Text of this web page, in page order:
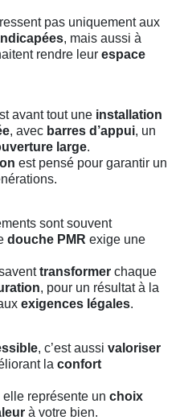
pas uniquement aux
, mais aussi à
rendre leur espace
avant tout une installation
, avec barres d’appui, un
large.
est pensé pour garantir un
sont souvent
douche PMR exige une
transformer chaque
, pour un résultat à la
exigences légales.
, c’est aussi valoriser
la confort
elle représente un choix
à votre bien.